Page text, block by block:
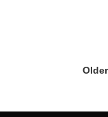
Older